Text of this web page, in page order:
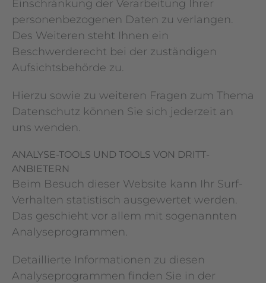
Einschränkung der Verarbeitung Ihrer
personenbezogenen Daten zu verlangen.
Des Weiteren steht Ihnen ein
Beschwerderecht bei der zuständigen
Aufsichtsbehörde zu.
Hierzu sowie zu weiteren Fragen zum Thema
Datenschutz können Sie sich jederzeit an
uns wenden.
ANALYSE-TOOLS UND TOOLS VON DRITT­
ANBIETERN
Beim Besuch dieser Website kann Ihr Surf-
Verhalten statistisch ausgewertet werden.
Das geschieht vor allem mit sogenannten
Analyseprogrammen.
Detaillierte Informationen zu diesen
Analyseprogrammen finden Sie in der